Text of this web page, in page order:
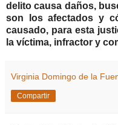
delito causa daños,
son los afectados y
causado, para esta
la víctima, infractor y
Virginia Domingo de la
Compartir